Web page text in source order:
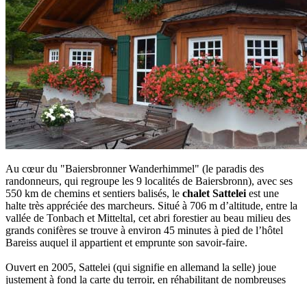
Au cœur du "Baiersbronner Wanderhimmel" (le paradis des
randonneurs, qui regroupe les 9 localités de Baiersbronn), avec ses
550 km de chemins et sentiers balisés, le chalet Sattelei est une
halte très appréciée des marcheurs. Situé à 706 m d’altitude, entre la
vallée de Tonbach et Mitteltal, cet abri forestier au beau milieu des
grands conifères se trouve à environ 45 minutes à pied de l’hôtel
Bareiss auquel il appartient et emprunte son savoir-faire.
Ouvert en 2005, Sattelei (qui signifie en allemand la selle) joue
justement à fond la carte du terroir, en réhabilitant de nombreuses